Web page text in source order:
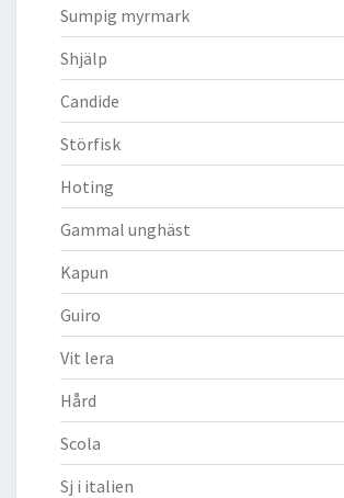
Sumpig myrmark
Shjälp
Candide
Störfisk
Hoting
Gammal unghäst
Kapun
Guiro
Vit lera
Hård
Scola
Sj i italien